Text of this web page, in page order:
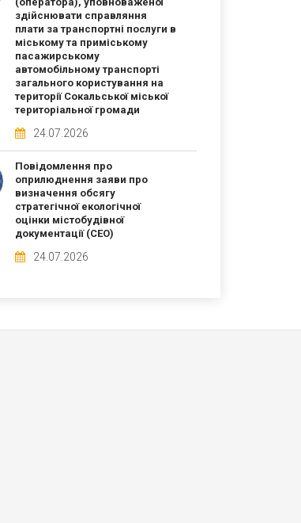
здійснювати справляння
плати за транспортні послуги в
міському та приміському
пасажирському
автомобільному транспорті
загального користування на
території Сокальської міської
територіальної громади
24.07.2026
Повідомлення про
оприлюднення заяви про
визначення обсягу
стратегічної екологічної
оцінки містобудівної
документації (СЕО)
24.07.2026